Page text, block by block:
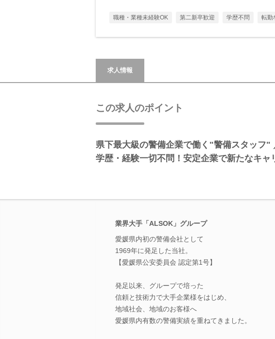
職種・業種未経験OK 第二新卒歓迎 学歴不問 転勤
求人情報
この求人のポイント
県下最大級の警備企業で働く"警備スタッフ"
学歴・経験一切不問！安定企業で新たなキ
業界大手「ALSOK」グループ
愛媛県内初の警備会社として
1969年に発足した当社。
【愛媛県公安委員会 認定第1号】
発足以来、グループで培った
信頼と技術力で大手企業様をはじめ、
地域社会、地域のお客様へ
愛媛県内有数の警備実績を重ねてきました。